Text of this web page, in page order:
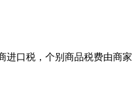
进口税，个别商品税费由商家